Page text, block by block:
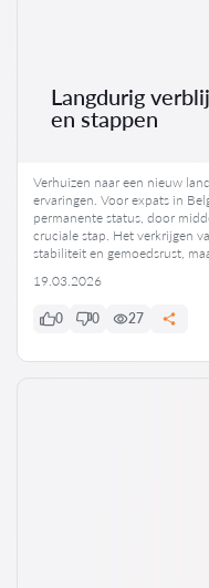
Langdurig
en stappen
Verhuizen naar een nieuw
ervaringen. Voor expats in
permanente status, door
cruciale stap. Het verkrijgen
stabiliteit en gemoedsrust,
19.03.2026
0 0 27